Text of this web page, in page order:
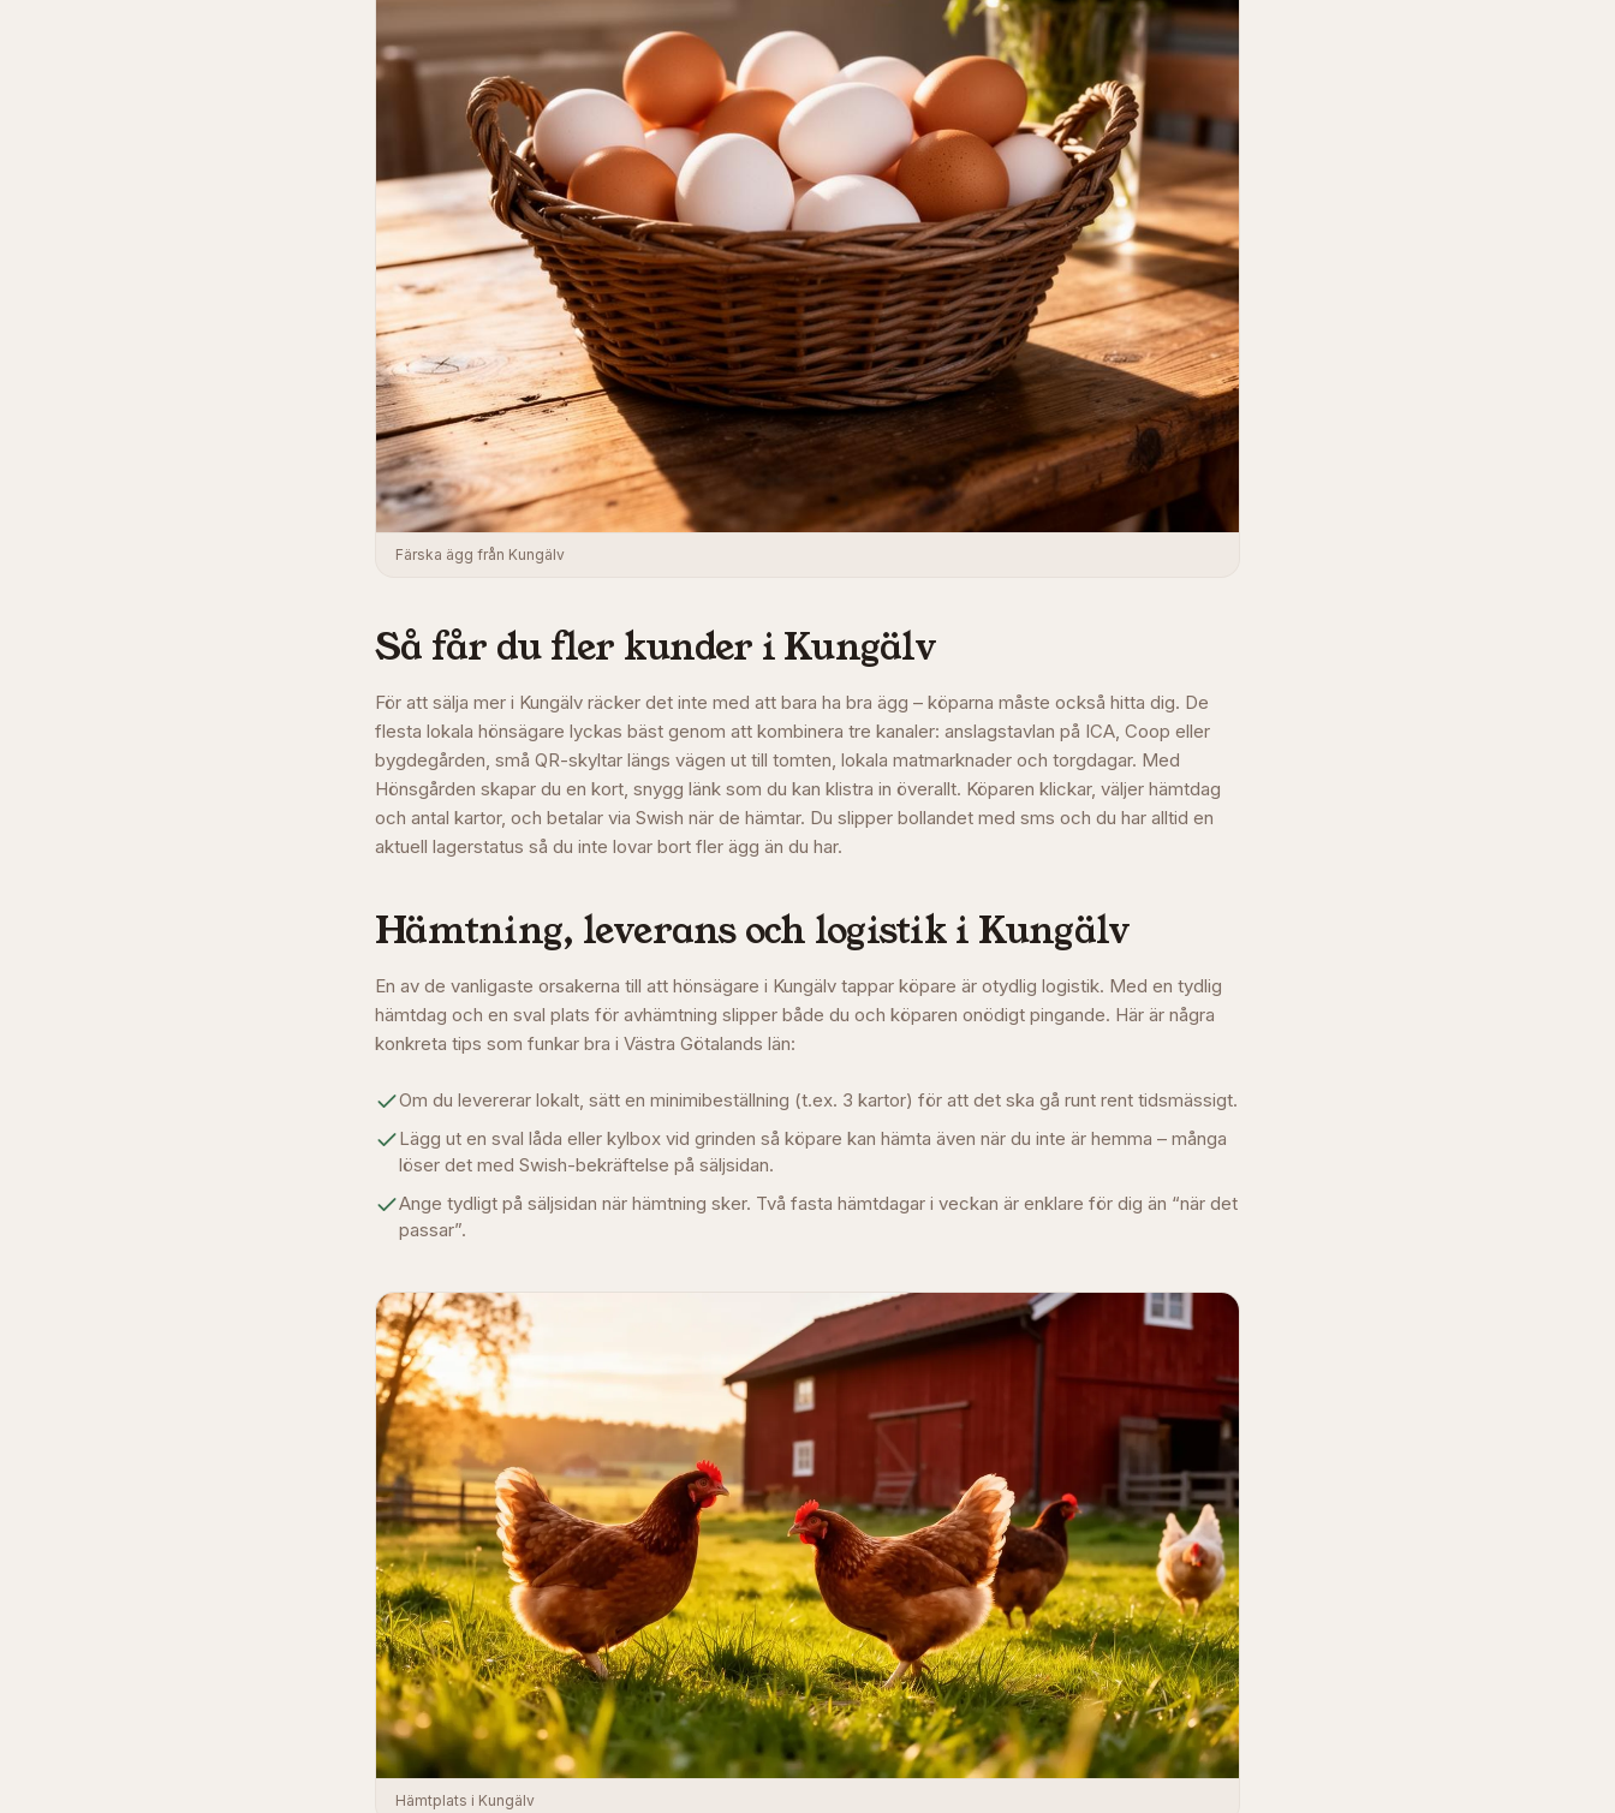
Färska ägg från Kungälv
Så får du fler kunder iKungälv
För att sälja mer i Kungälv räcker det inte med att bara ha bra ägg – köparna måste också hitta dig. De
flesta lokala hönsägare lyckas bäst genom att kombinera tre kanaler: anslagstavlan på ICA, Coop eller
bygdegården, små QR-skyltar längs vägen ut till tomten, lokala matmarknader och torgdagar. Med
Hönsgården skapar du en kort, snygg länk som du kan klistra in överallt. Köparen klickar, väljer hämtdag
och antal kartor, och betalar via Swish när de hämtar. Du slipper bollandet med sms och du har alltid en
aktuell lagerstatus så du inte lovar bort fler ägg än du har.
Hämtning, leverans och logistik i Kungälv
En av de vanligaste orsakerna till att hönsägare i Kungälv tappar köpare är otydlig logistik. Med en tydlig
hämtdag och en sval plats för avhämtning slipper både du och köparen onödigt pingande. Här är några
konkreta tips som funkar bra i Västra Götalands län:
Om du levererar lokalt, sätt en minimibeställning (t.ex. 3 kartor) för att det ska gå runt rent tidsmässigt.
Lägg ut en sval låda eller kylbox vid grinden så köpare kan hämta även när du inte är hemma – många
löser det med Swish-bekräftelse på säljsidan.
Ange tydligt på säljsidan när hämtning sker. Två fasta hämtdagar i veckan är enklare för dig än “när det
passar”.
Hämtplats i Kungälv